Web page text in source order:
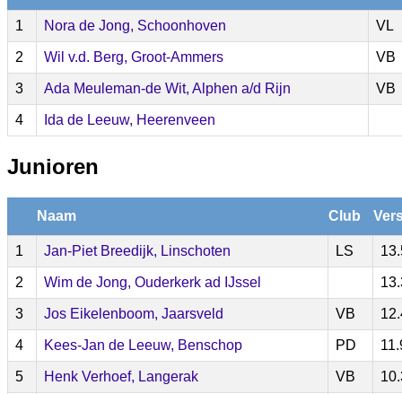
1 Nora de Jong, Schoonhoven VL
2 Wil v.d. Berg, Groot-Ammers VB
3 Ada Meuleman-de Wit, Alphen a/d Rijn VB
4 Ida de Leeuw, Heerenveen
Junioren
Naam Club
1 Jan-Piet Breedijk, Linschoten LS
2 Wim de Jong, Ouderkerk ad IJssel
3 Jos Eikelenboom, Jaarsveld VB
4 Kees-Jan de Leeuw, Benschop PD
5 Henk Verhoef, Langerak VB